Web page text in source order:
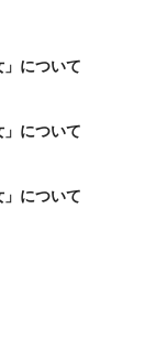
」について
」について
」について